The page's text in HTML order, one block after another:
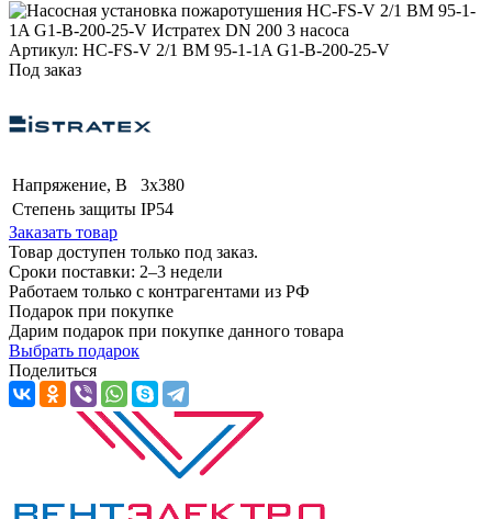
Артикул: HC-FS-V 2/1 BM 95-1-1A G1-B-200-25-V
Под заказ
Напряжение, B
3x380
Степень защиты IP54
Заказать товар
Товар доступен только под заказ.
Сроки поставки: 2–3 недели
Работаем только с контрагентами из РФ
Подарок при покупке
Дарим подарок при покупке данного товара
Выбрать подарок
Поделиться